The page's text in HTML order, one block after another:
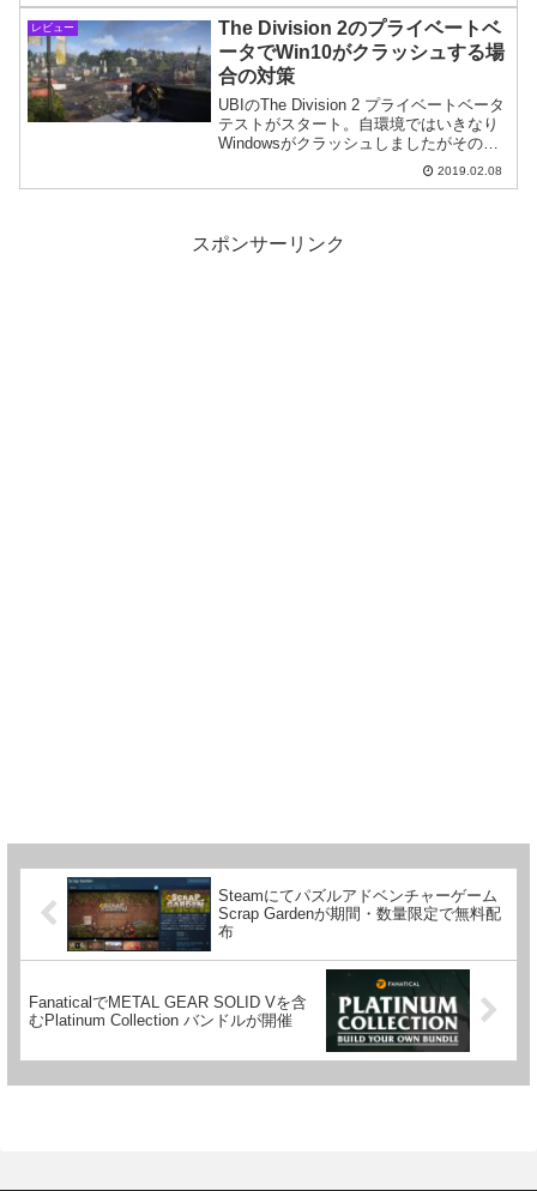
レビュー
The Division 2のプライベートベ
ータでWin10がクラッシュする場
合の対策
UBIのThe Division 2 プライベートベータ
テストがスタート。自環境ではいきなり
Windowsがクラッシュしましたがその対
策を含め、参加してみた感想などを紹
2019.02.08
スポンサーリンク
Steamにてパズルアドベンチャーゲーム
Scrap Gardenが期間・数量限定で無料配
布
FanaticalでMETAL GEAR SOLID Vを含
むPlatinum Collection バンドルが開催